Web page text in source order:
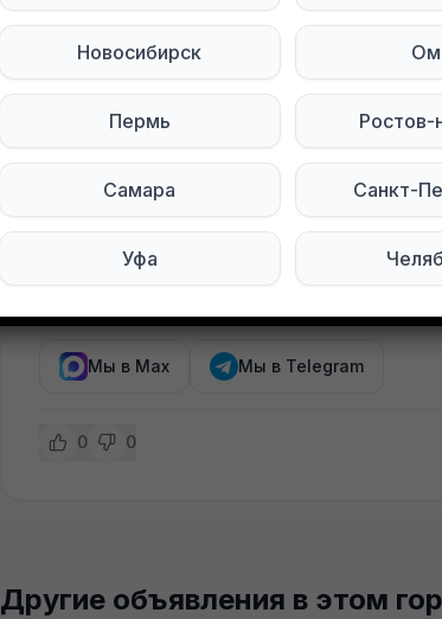
2. Рианна (56 см. от грунта)
3. Салицифолия (47 см. от грунта)
4. Мутант Барок (23 см. от грунта)
5. Пандора (25 см. от грунта)
6. Тайгер Барк (19 см. от грунта)
7. Миднайт Леди (29 см. от грунта)
Пишите в ЛС
Мы в Max Мы в Telegram
0 0
Другие объявления в этом
Новосибирск
Пермь
Самара Санкт-
Уфа